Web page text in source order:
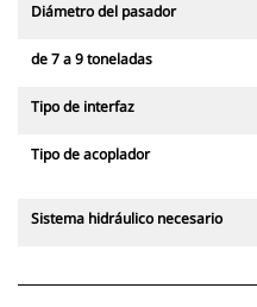
Diámetro del pasador
de 7 a 9 toneladas
Tipo de interfaz
Tipo de acoplador
Sistema hidráulico necesario